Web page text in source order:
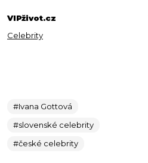
VIPživot.cz
Celebrity
#Ivana Gottová
#slovenské celebrity
#české celebrity